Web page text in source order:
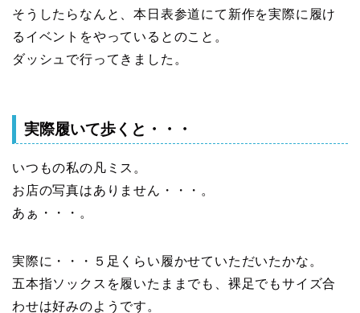
そうしたらなんと、本日表参道にて新作を実際に履け
るイベントをやっているとのこと。
ダッシュで行ってきました。
実際履いて歩くと・・・
いつもの私の凡ミス。
お店の写真はありません・・・。
あぁ・・・。
実際に・・・５足くらい履かせていただいたかな。
五本指ソックスを履いたままでも、裸足でもサイズ合
わせは好みのようです。